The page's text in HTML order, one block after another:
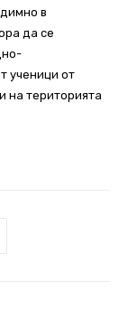
в
да се
ученици от
на територията